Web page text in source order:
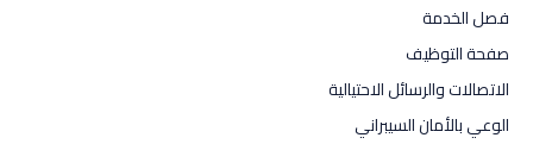
فصل الخدمة
صفحة التوظيف
الاتصالات والرسائل الاحتيالية
الوعي بالأمان السيبراني